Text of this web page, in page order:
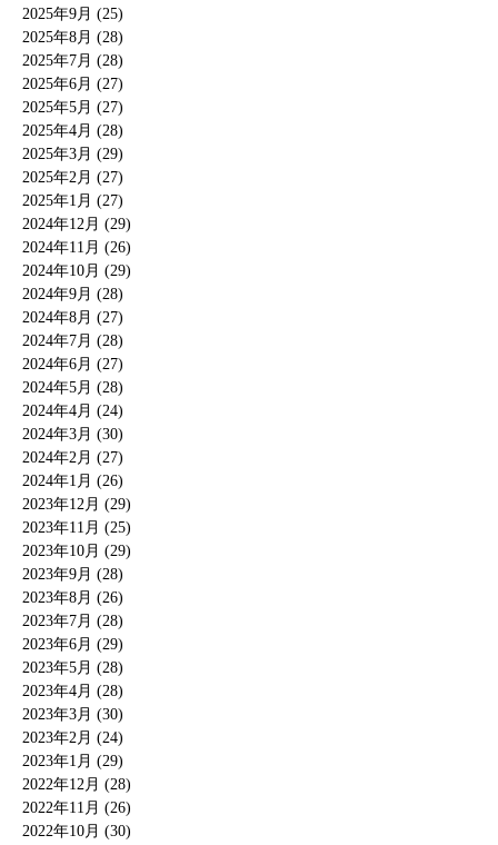
2025年9月 (25)
2025年8月 (28)
2025年7月 (28)
2025年6月 (27)
2025年5月 (27)
2025年4月 (28)
2025年3月 (29)
2025年2月 (27)
2025年1月 (27)
2024年12月 (29)
2024年11月 (26)
2024年10月 (29)
2024年9月 (28)
2024年8月 (27)
2024年7月 (28)
2024年6月 (27)
2024年5月 (28)
2024年4月 (24)
2024年3月 (30)
2024年2月 (27)
2024年1月 (26)
2023年12月 (29)
2023年11月 (25)
2023年10月 (29)
2023年9月 (28)
2023年8月 (26)
2023年7月 (28)
2023年6月 (29)
2023年5月 (28)
2023年4月 (28)
2023年3月 (30)
2023年2月 (24)
2023年1月 (29)
2022年12月 (28)
2022年11月 (26)
2022年10月 (30)